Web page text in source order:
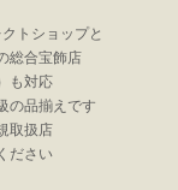
トショップと
総合宝飾店
も対応
の品揃えです
取扱店
ださい